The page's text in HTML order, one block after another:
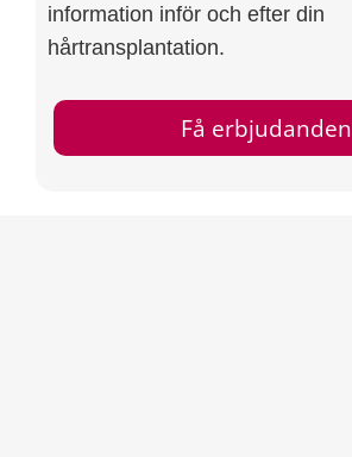
information inför och efter din
hårtransplantation.
Få erbjudanden